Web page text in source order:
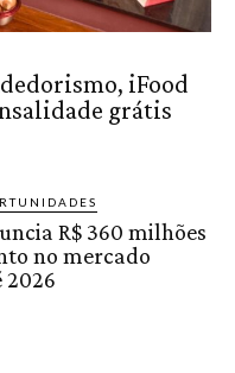
iFood
grátis
R$ 360 milhões
no mercado